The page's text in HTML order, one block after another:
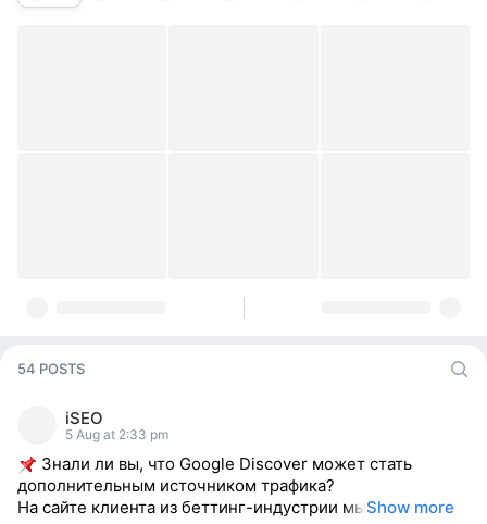
54 POSTS
iSEO
5 Aug at 2:33 pm
Знали ли вы, что Google Discover может стать
дополнительным источником трафика?
На сайте клиента из беттинг-индустрии мы Show more